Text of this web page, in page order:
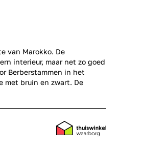
van Marokko. De
interieur, maar net zo goed
Berberstammen in het
met bruin en zwart. De